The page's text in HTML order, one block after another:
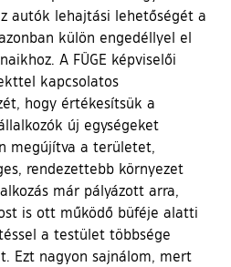
autók lehajtási lehetőségét a
külön engedéllyel el
A FÜGE képviselői
kapcsolatos
hogy értékesítsük a
új egységeket
megújítva a területet,
rendezettebb környezet
már pályázott arra,
is ott működő büféje alatti
a testület többsége
Ezt nagyon sajnálom, mert